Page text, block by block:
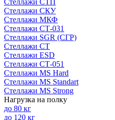
Стеллажи СТП
Стеллажи СКУ
Стеллажи МКФ
Стеллажи СТ-031
Стеллажи SGR (СГР)
Стеллажи СТ
Стеллажи ESD
Стеллажи СТ-051
Стеллажи MS Hard
Стеллажи MS Standart
Стеллажи MS Strong
Нагрузка на полку
до 80 кг
до 120 кг